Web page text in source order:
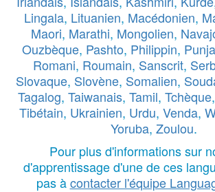
Lingala, Lituanien, Macédonien,
Maori, Marathi, Mongolien,
Ouzbèque, Pashto, Philippin,
Romani, Roumain, Sanscrit,
Slovaque, Slovène, Somalien,
Tagalog, Taiwanais, Tamil, Tchèque,
Tibétain, Ukrainien, Urdu, Venda,
Yoruba, Zoulou.
Pour plus d'informations sur
d'apprentissage d'une de ces
pas àcontacter l'équipe